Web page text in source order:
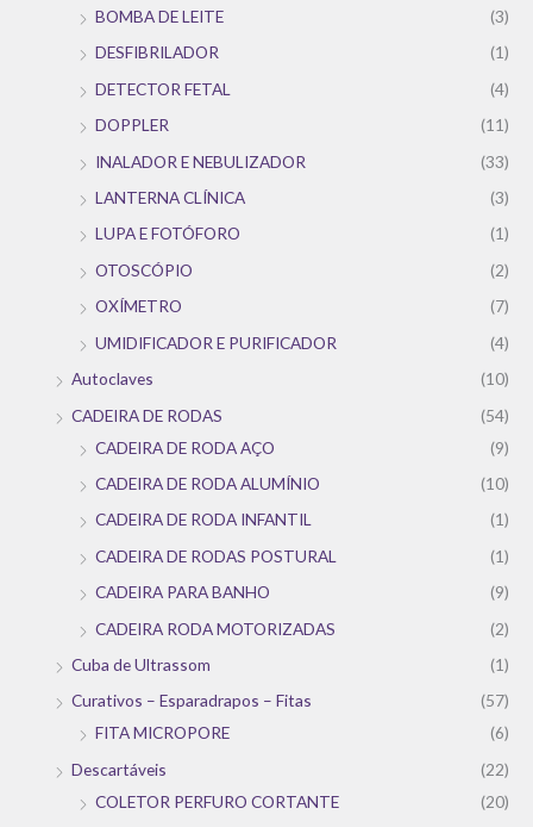
BOMBA DE LEITE
(3)
DESFIBRILADOR
(1)
DETECTOR FETAL
(4)
DOPPLER
(11)
INALADOR E NEBULIZADOR
(33)
LANTERNA CLÍNICA
(3)
LUPA E FOTÓFORO
(1)
OTOSCÓPIO
(2)
OXÍMETRO
(7)
UMIDIFICADOR E PURIFICADOR
(4)
Autoclaves
(10)
CADEIRA DE RODAS
(54)
CADEIRA DE RODA AÇO
(9)
CADEIRA DE RODA ALUMÍNIO
(10)
CADEIRA DE RODA INFANTIL
(1)
CADEIRA DE RODAS POSTURAL
(1)
CADEIRA PARA BANHO
(9)
CADEIRA RODA MOTORIZADAS
(2)
Cuba de Ultrassom
(1)
Curativos – Esparadrapos – Fitas
(57)
FITA MICROPORE
(6)
Descartáveis
(22)
COLETOR PERFURO CORTANTE
(20)